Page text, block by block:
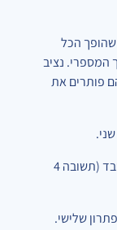
שהופך הכל
המספרי. נציב
איזה מהם פותרים את
= 4 לא עובד (תשובה 4
פתרון שלישי.